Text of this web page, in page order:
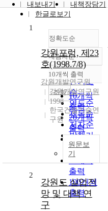
내보내기
내책장담기
한글로보기
정확도순
정확도
순
인기도
순
연도순
제목순
저자순
발행기
관순
내림차순
내림차순
10개씩 출력
10개씩
출력
20개씩
출력
30개씩
출력
50개씩
출력
100개씩
출력
조회
1
강원포럼, 제23
호(1998.7/8)
강원개발연구원
강원개발연구원
1998
한국건설기술연
구원
원문보
기
2
강원도 실업전
망 및 대책 연
구